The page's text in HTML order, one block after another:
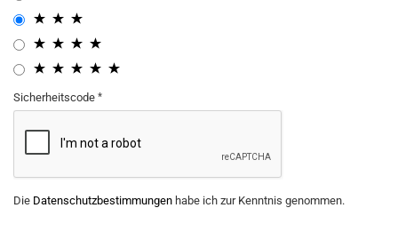
Sicherheitscode
Die Datenschutzbestimmungen habe ich zur Kenntnis genommen.